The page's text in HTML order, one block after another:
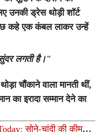
उनकी ड्रेस थोड़ी शॉर्ट
कहे एक कंबल लाकर उन्हें
लगती है।"
चौंकाने वाला मानती थीं,
का इरादा सम्मान देने का
सोने-चांदी की कीमतों